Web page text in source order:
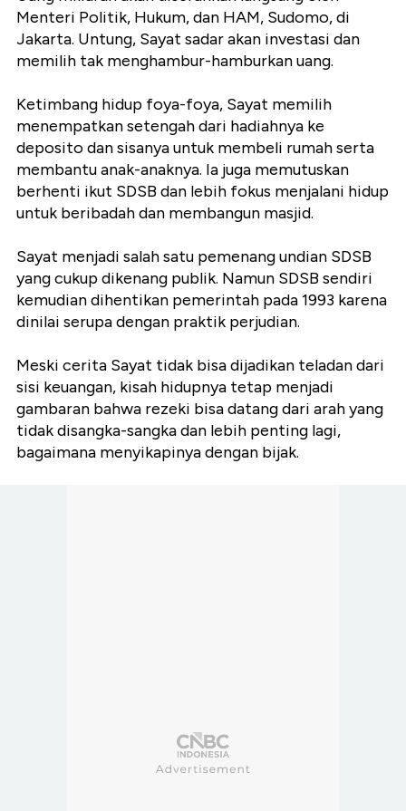
Menteri Politik, Hukum, dan HAM, Sudomo, di
Jakarta. Untung, Sayat sadar akan investasi dan
memilih tak menghambur-hamburkan uang.
Ketimbang hidup foya-foya, Sayat memilih
menempatkan setengah dari hadiahnya ke
deposito dan sisanya untuk membeli rumah serta
membantu anak-anaknya. Ia juga memutuskan
berhenti ikut SDSB dan lebih fokus menjalani hidup
untuk beribadah dan membangun masjid.
Sayat menjadi salah satu pemenang undian SDSB
yang cukup dikenang publik. Namun SDSB sendiri
kemudian dihentikan pemerintah pada 1993 karena
dinilai serupa dengan praktik perjudian.
Meski cerita Sayat tidak bisa dijadikan teladan dari
sisi keuangan, kisah hidupnya tetap menjadi
gambaran bahwa rezeki bisa datang dari arah yang
tidak disangka-sangka dan lebih penting lagi,
bagaimana menyikapinya dengan bijak.